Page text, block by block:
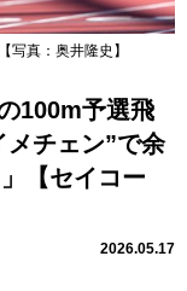
写真：奥井隆史】
100m予選飛
チェン”で余
【セイコー
2026.05.17